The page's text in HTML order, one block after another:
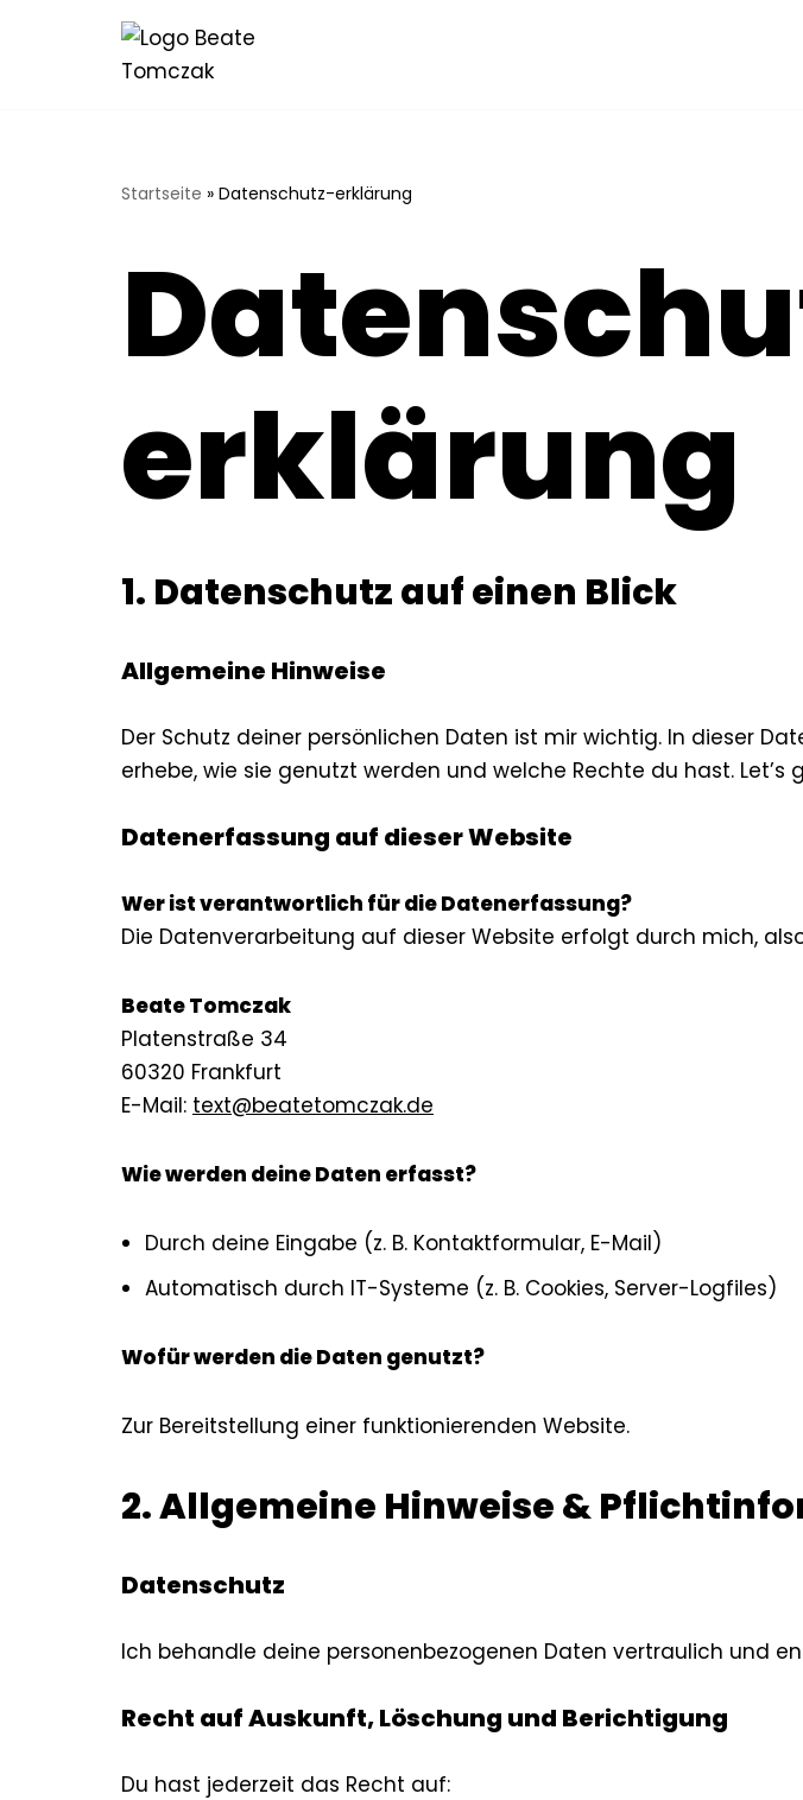
Startseite » Datenschutz-erklärung
erklärung
1. Datenschutz auf einen Blick
Allgemeine Hinweise
Der Schutz deiner persönlichen Daten ist mir wichtig. In dieser
erhebe, wie sie genutzt werden und welche Rechte du hast. Let’s
Datenerfassung auf dieser Website
Wer ist verantwortlich für die Datenerfassung?
Die Datenverarbeitung auf dieser Website erfolgt durch mich,
Beate Tomczak
Platenstraße 34
60320 Frankfurt
E-Mail: text@beatetomczak.de
Wie werden deine Daten erfasst?
Durch deine Eingabe (z. B. Kontaktformular, E-Mail)
Automatisch durch IT-Systeme (z. B. Cookies, Server-Logfiles)
Wofür werden die Daten genutzt?
Zur Bereitstellung einer funktionierenden Website.
2. Allgemeine Hinweise &
Datenschutz
Ich behandle deine personenbezogenen Daten vertraulich und
Recht auf Auskunft, Löschung und Berichtigung
Du hast jederzeit das Recht auf: